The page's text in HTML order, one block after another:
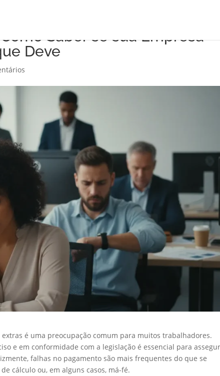
Saber se sua Empresa
Deve
é uma preocupação comum para muitos trabalhadores.
e em conformidade com a legislação é essencial para
falhas no pagamento são mais frequentes do que se
cálculo ou, em alguns casos, má-fé.